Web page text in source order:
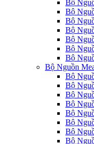
Bộ
Bộ
Bộ
Bộ
Bộ
Bộ
Bộ
Bộ Nguồn
Bộ
Bộ
Bộ
Bộ
Bộ
Bộ
Bộ
Bộ